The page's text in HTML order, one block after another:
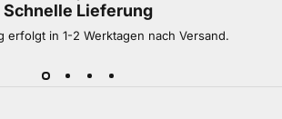
Schnelle Lieferung
erfolgt in 1-2 Werktagen nach Versand.